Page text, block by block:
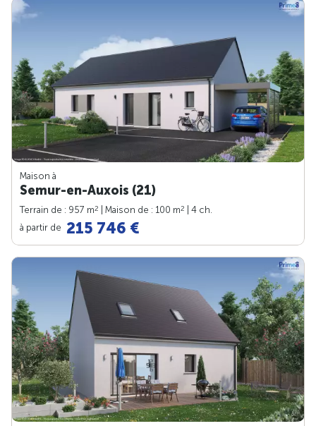
Maison à
Semur-en-Auxois (21)
Terrain de : 957 m2 | Maison de : 100 m2
| 4 ch.
à partir de 215 746 €